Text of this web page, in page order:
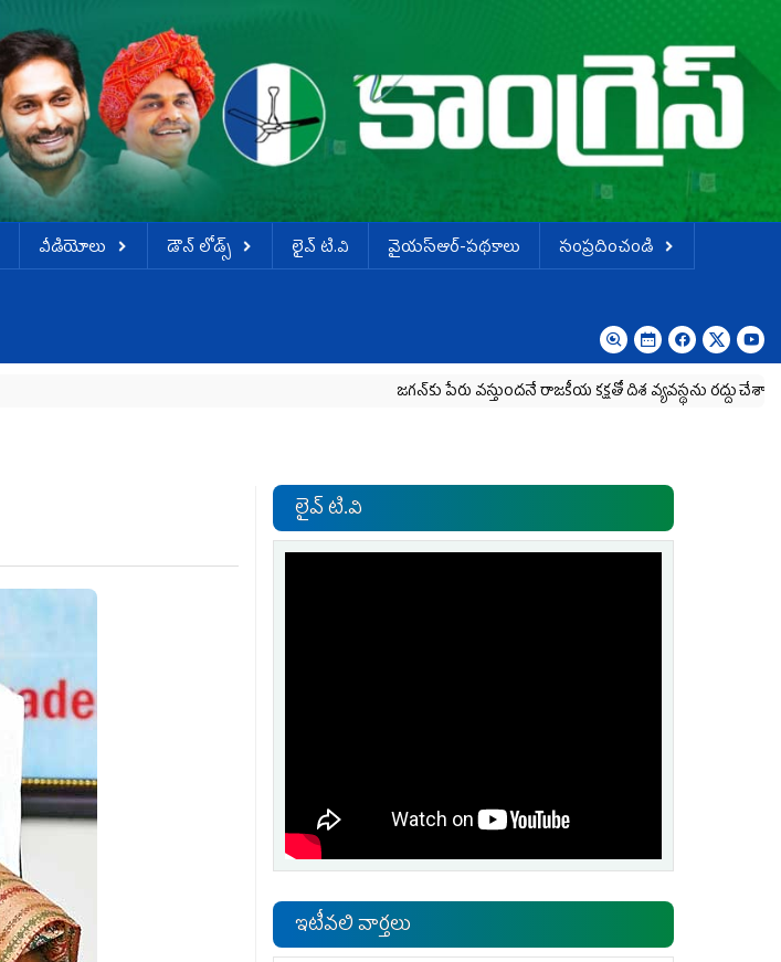
వీడియోలు డౌన్ లోడ్స్ లైవ్ టి.వి వైయస్ఆర్-పథకాలు
సంప్రదించండి
జగన్‌కు పేరు వస్తుందనే రాజకీయ కక్షతో దిశ వ్య‌వ‌స్థ‌ను రద్దు చేశారు
లైవ్ టి.వి
ఇటీవలి వార్తలు